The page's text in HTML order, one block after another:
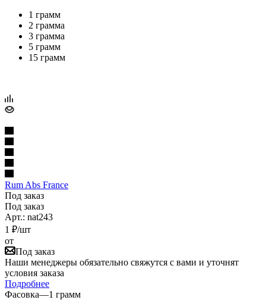
1 грамм
2 грамма
3 грамма
5 грамм
15 грамм
Rum Abs France
Под заказ
Под заказ
Арт.: nat243
1 ₽/шт
от
Под заказ
Наши менеджеры обязательно свяжутся с вами и уточнят
условия заказа
Подробнее
Фасовка—1 грамм